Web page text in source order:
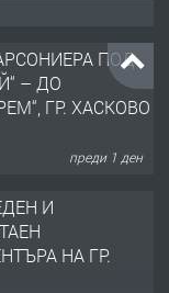
ПОД
– ДО
ГР. ХАСКОВО
преди 1 ден
И
НА ГР.